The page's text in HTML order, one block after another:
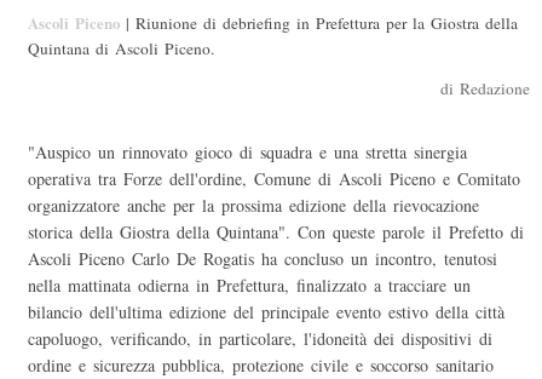
Ascoli Piceno | Riunione di debriefing in Prefettura per la Giostra della
Quintana di Ascoli Piceno.
di Redazione
"Auspico un rinnovato gioco di squadra e una stretta sinergia
operativa tra Forze dell'ordine, Comune di Ascoli Piceno e Comitato
organizzatore anche per la prossima edizione della rievocazione
storica della Giostra della Quintana". Con queste parole il Prefetto di
Ascoli Piceno Carlo De Rogatis ha concluso un incontro, tenutosi
nella mattinata odierna in Prefettura, finalizzato a tracciare un
bilancio dell'ultima edizione del principale evento estivo della città
capoluogo, verificando, in particolare, l'idoneità dei dispositivi di
ordine e sicurezza pubblica, protezione civile e soccorso sanitario